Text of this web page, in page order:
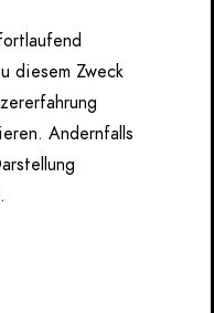
diesem Zweck
Andernfalls